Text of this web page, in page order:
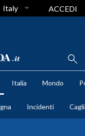
Italy ACCEDI
Italia Mondo
Incidenti